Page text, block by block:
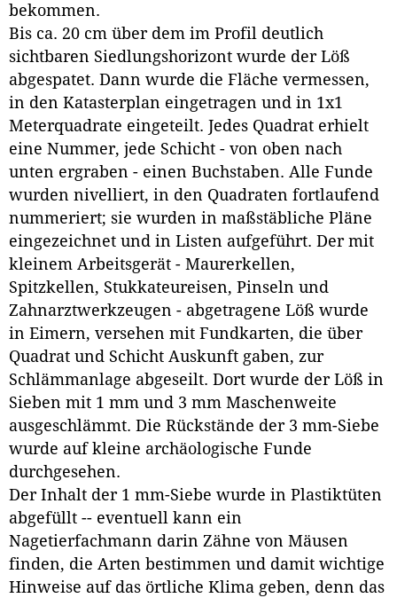
bekommen.
Bis ca. 20 cm über dem im Profil deutlich
sichtbaren Siedlungshorizont wurde der Löß
abgespatet. Dann wurde die Fläche vermessen,
in den Katasterplan eingetragen und in 1x1
Meterquadrate eingeteilt. Jedes Quadrat erhielt
eine Nummer, jede Schicht - von oben nach
unten ergraben - einen Buchstaben. Alle Funde
wurden nivelliert, in den Quadraten fortlaufend
nummeriert; sie wurden in maßstäbliche Pläne
eingezeichnet und in Listen aufgeführt. Der mit
kleinem Arbeitsgerät - Maurerkellen,
Spitzkellen, Stukkateureisen, Pinseln und
Zahnarztwerkzeugen - abgetragene Löß wurde
in Eimern, versehen mit Fundkarten, die über
Quadrat und Schicht Auskunft gaben, zur
Schlämmanlage abgeseilt. Dort wurde der Löß in
Sieben mit 1 mm und 3 mm Maschenweite
ausgeschlämmt. Die Rückstände der 3 mm-Siebe
wurde auf kleine archäologische Funde
durchgesehen.
Der Inhalt der 1 mm-Siebe wurde in Plastiktüten
abgefüllt -- eventuell kann ein
Nagetierfachmann darin Zähne von Mäusen
finden, die Arten bestimmen und damit wichtige
Hinweise auf das örtliche Klima geben, denn das